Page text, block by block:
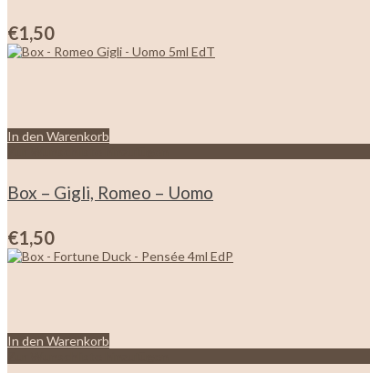
€1,50
In den Warenkorb
Box – Gigli, Romeo – Uomo
€1,50
In den Warenkorb